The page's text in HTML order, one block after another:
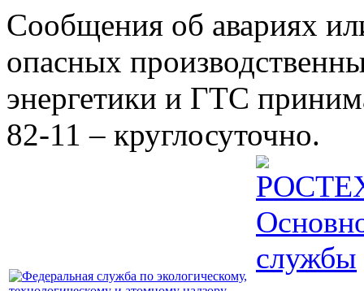
Сообщения об авариях
опасных
энергетики и ГТС
82-11 – круглосуточно.
службы